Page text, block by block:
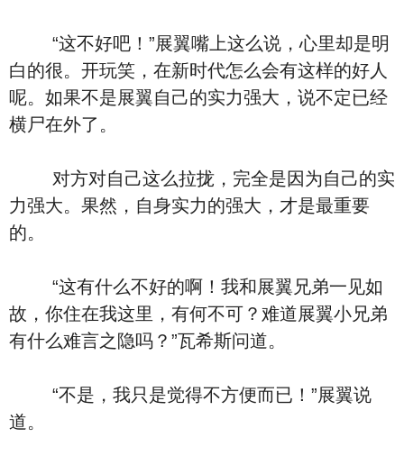
“这不好吧！”展翼嘴上这么说，心里却是明
白的很。开玩笑，在新时代怎么会有这样的好人
呢。如果不是展翼自己的实力强大，说不定已经
横尸在外了。
对方对自己这么拉拢，完全是因为自己的实
力强大。果然，自身实力的强大，才是最重要
的。
“这有什么不好的啊！我和展翼兄弟一见如
故，你住在我这里，有何不可？难道展翼小兄弟
有什么难言之隐吗？”瓦希斯问道。
“不是，我只是觉得不方便而已！”展翼说
道。